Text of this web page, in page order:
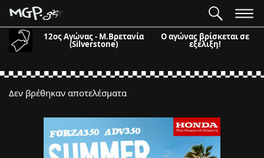
12ος Αγώνας - Μ.Βρετανία
(Silverstone)
Ο αγώνας βρίσκεται σε
εξέλιξη!
Δεν βρέθηκαν αποτελέσματα